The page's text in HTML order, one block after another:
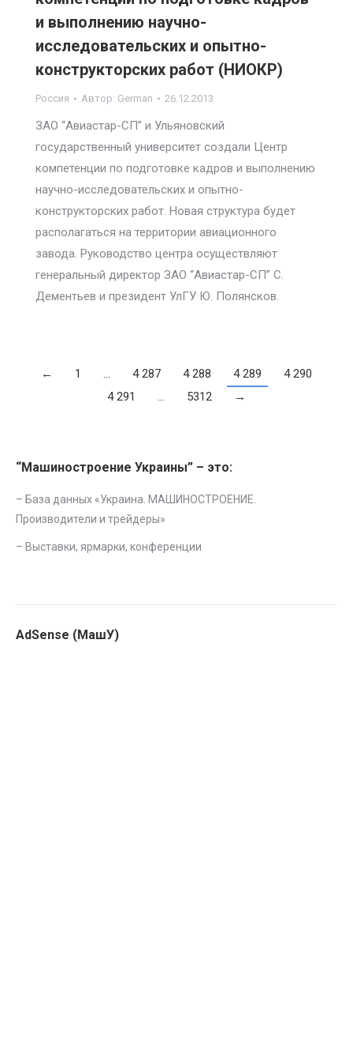
и выполнению научно-
исследовательских и опытно-
конструкторских работ (НИОКР)
Россия Автор: German 26.12.2013
ЗАО “Авиастар-СП” и Ульяновский
государственный университет создали Центр
компетенции по подготовке кадров и выполнению
научно-исследовательских и опытно-
конструкторских работ. Новая структура будет
располагаться на территории авиационного
завода. Руководство центра осуществляют
генеральный директор ЗАО “Авиастар-СП” С.
Дементьев и президент УлГУ Ю. Полянсков.
← 1 … 4 287 4 288 4 289
4 290
4 291
… 5312 →
“Машиностроение Украины” – это:
– База данных «Украина. МАШИНОСТРОЕНИЕ.
Производители и трейдеры»
– Выставки, ярмарки, конференции
AdSense (МашУ)